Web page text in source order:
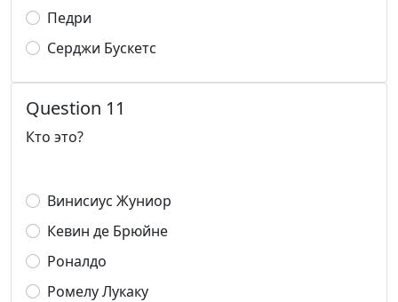
Педри
Серджи Бускетс
Question 11
Кто это?
Винисиус Жуниор
Кевин де Брюйне
Роналдо
Ромелу Лукаку